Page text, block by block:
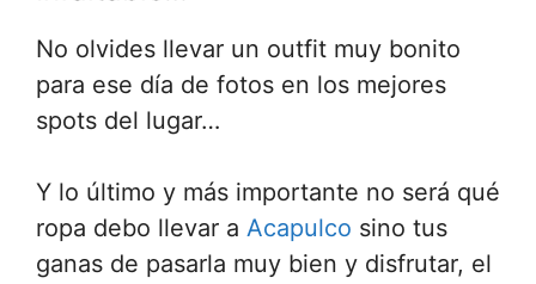
No olvides llevar un outfit muy bonito
para ese día de fotos en los mejores
spots del lugar…
Y lo último y más importante no será qué
ropa debo llevar a Acapulco sino tus
ganas de pasarla muy bien y disfrutar, el